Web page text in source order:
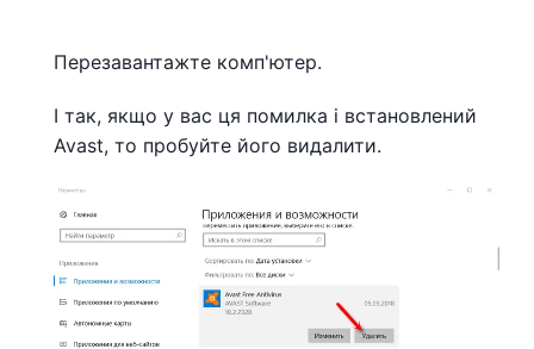
Перезавантажте комп'ютер.
І так, якщо у вас ця помилка і встановлений
Avast, то пробуйте його видалити.